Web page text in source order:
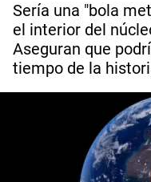
Sería una "bola
el interior del
Aseguran que
tiempo de la